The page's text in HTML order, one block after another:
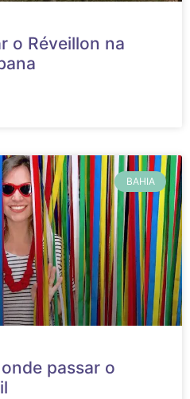
o Réveillon na
BAHIA
passar o